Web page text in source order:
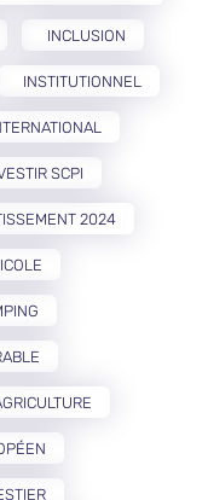
INCLUSION
INSTITUTIONNEL
SCPI
2024